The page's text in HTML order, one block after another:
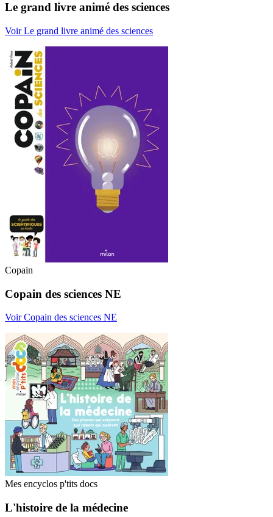
Le grand livre animé des sciences
Voir Le grand livre animé des sciences
Copain
Copain des sciences NE
Voir Copain des sciences NE
Mes encyclos p'tits docs
L'histoire de la médecine